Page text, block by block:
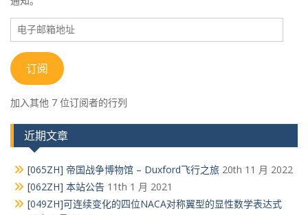
电
子
邮
箱
地
址
订阅
加入其他 7 位订阅者的行列
近期文章
[065ZH] 帝国战争博物馆 – Duxford飞行之旅 20th 11 月 2022
[062ZH] 本站公告 11th 1 月 2021
[049ZH]可连续变化的四位NACA对称翼型的显性数学表达式